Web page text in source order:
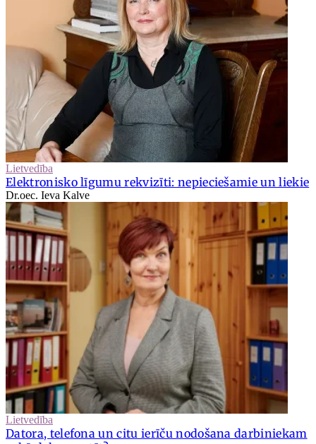
Lietvedība
Elektronisko līgumu rekvizīti: nepieciešamie un liekie
Dr.oec. Ieva Kalve
Lietvedība
Datora, telefona un citu ierīču nodošana darbiniekam